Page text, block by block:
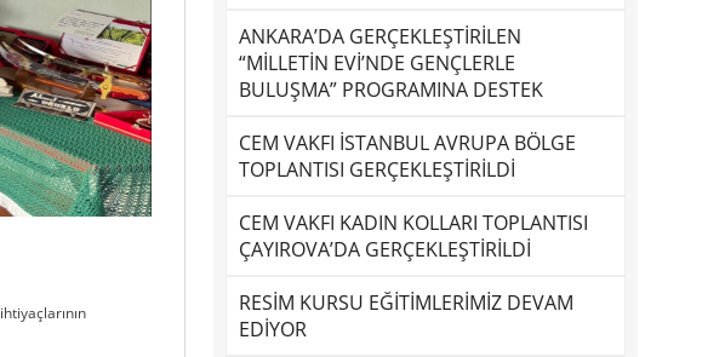
ANKARA’DA GERÇEKLEŞTİRİLEN
“MİLLETİN EVİ’NDE GENÇLERLE
BULUŞMA” PROGRAMINA DESTEK
CEM VAKFI İSTANBUL AVRUPA BÖLGE
TOPLANTISI GERÇEKLEŞTİRİLDİ
CEM VAKFI KADIN KOLLARI TOPLANTISI
ÇAYIROVA’DA GERÇEKLEŞTİRİLDİ
RESİM KURSU EĞİTİMLERİMİZ DEVAM
EDİYOR